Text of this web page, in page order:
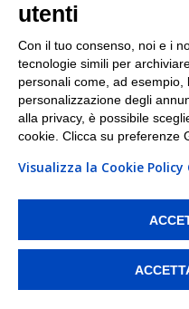
I nostri punti di ritiro
Torino|Milano|Roma|
PI/CF/N°Iscr.: 10821360012 |
Whistleblowing|
ritirare i tuoi acquisti
utenti
Con il tuo consenso, noi e i
tecnologie simili per
personali come, ad esempio,
personalizzazione degli
alla privacy, è possibile
cookie. Clicca su preferenze
Visualizza la Cookie Policy